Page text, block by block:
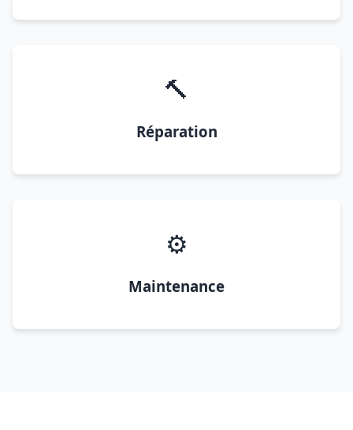
🔨
Réparation
⚙️
Maintenance